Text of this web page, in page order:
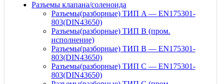
Разъемы клапана/соленоида
Разъемы(разборные) ТИП A — EN175301-
803(DIN43650)
Разъемы(разборные) ТИП В (пром.
исполнение)
Разъемы(разборные) ТИП B — EN175301-
803(DIN43650)
Разъемы(разборные) ТИП C — EN175301-
803(DIN43650)